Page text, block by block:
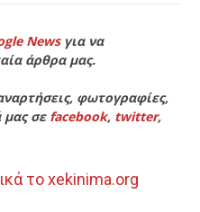
Newsγια να
άρθρα μας.
φωτογραφίες,
μας σε facebook, twitter,
το xekinima.org